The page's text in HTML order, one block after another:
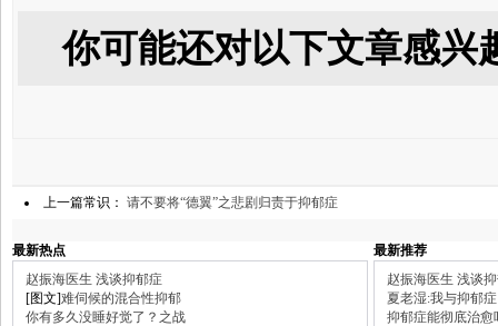
你可能还对以下文章感兴
上一篇常识： 请不要将“德翼”之悲剧归责于抑郁症
最新热点
最新推荐
赵振海医生 浅谈抑郁症
[图文]难伺候的混合性抑郁
你有多久没睡好觉了？之战
赵振海医生 浅谈
夏老湿:我与抑郁症
抑郁症能彻底治愈